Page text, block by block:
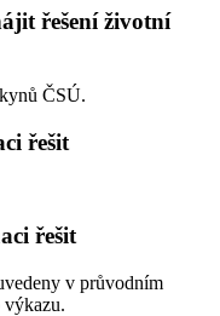
řešení životní
ČSÚ.
řešit
řešit
v průvodním
výkazu.